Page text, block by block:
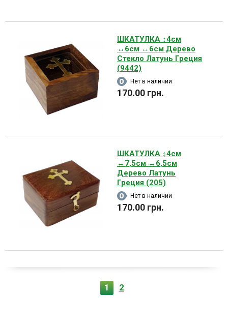
ШКАТУЛКА ↕4см
↔6см ↔6см Дерево
Стекло Латунь Греция
(9442)
Нет в наличии
170.00 грн.
ШКАТУЛКА ↕4см
↔7,5см ↔6,5см
Дерево Латунь
Греция (205)
Нет в наличии
170.00 грн.
1 2